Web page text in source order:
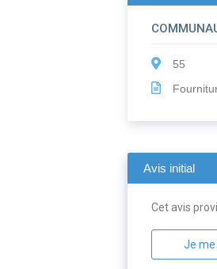
55
Avis initial
Cet avis
Je